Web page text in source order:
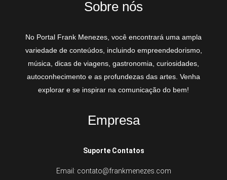
Sobre nós
No Portal Frank Menezes, você encontrará uma ampla
variedade de conteúdos, incluindo empreendedorismo,
música, dicas de viagens, gastronomia, curiosidades,
autoconhecimento e as profundezas das artes. Venha
explorar e se inspirar na comunicação do bem!
Empresa
Suporte Contatos
Email: contato@frankmenezes.com